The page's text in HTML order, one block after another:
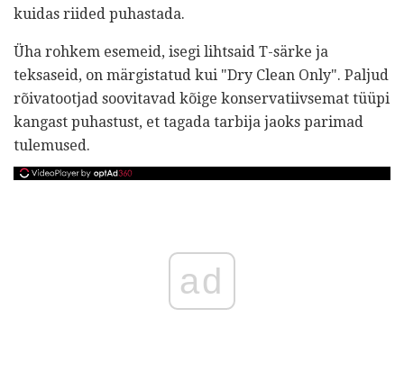
kuidas riided puhastada.
Üha rohkem esemeid, isegi lihtsaid T-särke ja
teksaseid, on märgistatud kui "Dry Clean Only". Paljud
rõivatootjad soovitavad kõige konservatiivsemat tüüpi
kangast puhastust, et tagada tarbija jaoks parimad
tulemused.
ad